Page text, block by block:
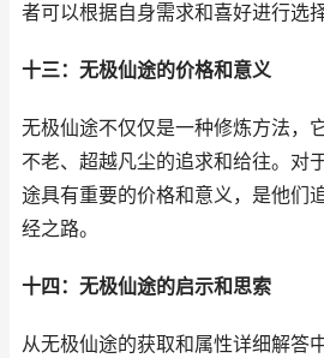
者可以根据自身需求和喜好进行选
十三：无极仙途的价格和意义
无极仙途不仅仅是一种修炼方法，
不老、超越凡尘的追求和给往。对
途具有重要的价格和意义，是他们
经之路。
十四：无极仙途的启示和思索
从无极仙途的获取和属性详细解答